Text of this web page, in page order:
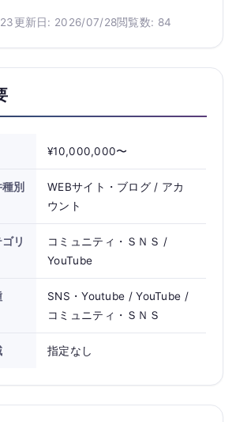
更新日: 2026/07/28閲覧数: 84
¥10,000,000〜
別
WEBサイト・ブログ / アカ
ウント
リ
コミュニティ・ＳＮＳ /
YouTube
SNS・Youtube / YouTube /
コミュニティ・ＳＮＳ
指定なし